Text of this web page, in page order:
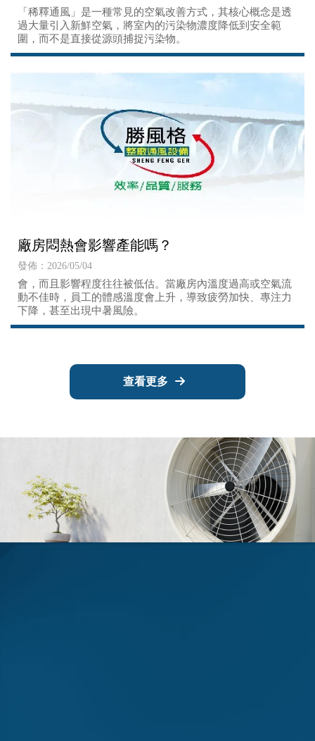
「稀釋通風」是一種常見的空氣改善方式，其核心概念是透
過大量引入新鮮空氣，將室內的污染物濃度降低到安全範
圍，而不是直接從源頭捕捉污染物。
廠房悶熱會影響產能嗎？
發佈：2026/05/04
會，而且影響程度往往被低估。當廠房內溫度過高或空氣流
動不佳時，員工的體感溫度會上升，導致疲勞加快、專注力
下降，甚至出現中暑風險。
查看更多
大雅區通風安裝廠商
負壓抽風機安裝
台中負壓抽風機安裝